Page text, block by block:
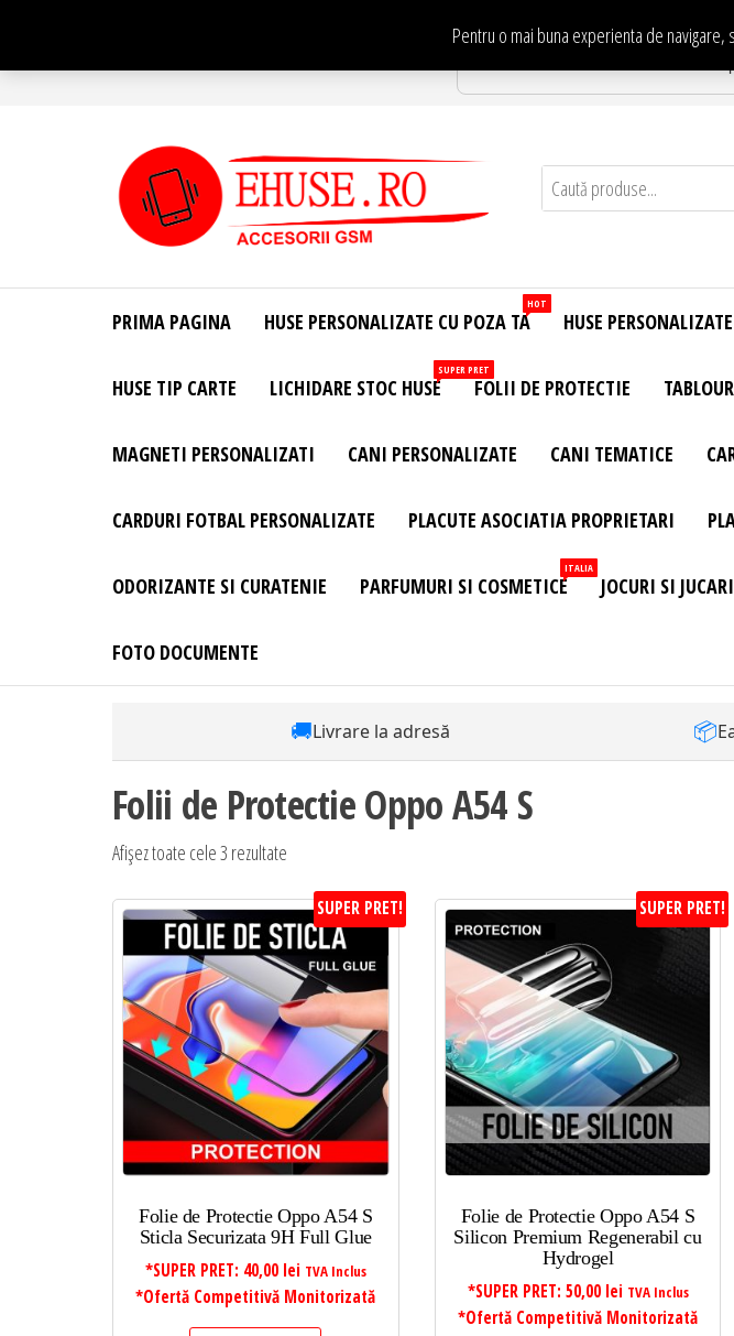
conținut
Pentru o mai buna experienta deTe asteptam in
Site Oficial .
Huse
Personalizate
Huse
Personalizate
Telefon –
– Accesorii
PRIMA PAGINA HUSE PERSONALIZATE CU POZA TA
HOT
HUSE
HUSE TIP CARTE LICHIDARE STOC HUSE
SUPER PRET
FOLII DE PROTECTIE
MAGNETI PERSONALIZATI CANI PERSONALIZATE CANI TEMATICE
CARDURI FOTBAL PERSONALIZATE PLACUTE ASOCIATIA PROPRIETARI
ODORIZANTE SI CURATENIE PARFUMURI SI COSMETICE
ITALIA
JOCURI SI
FOTO DOCUMENTE
🚚Livrare la adresă 📦
Folii de Protectie Oppo A54 S
Afișez toate cele 3 rezultate
preț:
de
la
mic
la
mare
SUPER PRET!
Folie de Protectie Oppo A54 S
Sticla Securizata 9H Full Glue
*SUPER PRET: 40,00 lei TVA Inclus
*Ofertă Competitivă Monitorizată
SUPER PRET!
Folie de Protectie Oppo A54 S
Silicon Premium Regenerabil cu
Hydrogel
*SUPER PRET: 50,00 lei TVA Inclus
*Ofertă Competitivă Monitorizată